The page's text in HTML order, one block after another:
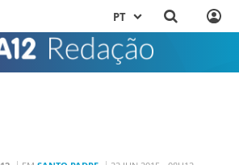
PT